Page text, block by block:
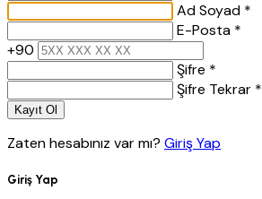
Ad Soyad *
E-Posta *
+90
Şifre *
Şifre Tekrar *
Kayıt Ol
Zaten hesabınız var mı? Giriş Yap
Giriş Yap